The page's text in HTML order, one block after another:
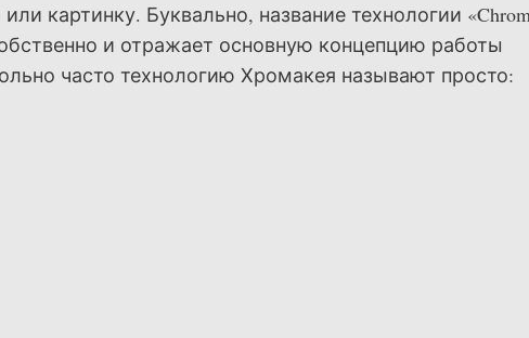
картинку. Буквально, название технологии
и отражает основную концепцию работы
часто технологию Хромакея называют просто: